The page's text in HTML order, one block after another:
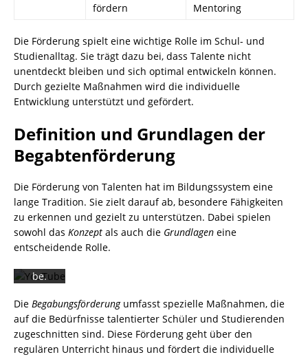
fördern
Mentoring
Die Förderung spielt eine wichtige Rolle im Schul- und
Studienalltag. Sie trägt dazu bei, dass Talente nicht
unentdeckt bleiben und sich optimal entwickeln können.
Durch gezielte Maßnahmen wird die individuelle
Entwicklung unterstützt und gefördert.
Definition und Grundlagen der
Begabtenförderung
Die Förderung von Talenten hat im Bildungssystem eine
lange Tradition. Sie zielt darauf ab, besondere Fähigkeiten
zu erkennen und gezielt zu unterstützen. Dabei spielen
sowohl das Konzept als auch die Grundlagen eine
entscheidende Rolle.
Mit
dem
des
akzept
Sie die
Datens
chutze
rkläru
ng von
be.
erfahr
en
Video
Die Begabungsförderungumfasst spezielle Maßnahmen, die
auf die Bedürfnisse talentierter Schüler und Studierenden
zugeschnitten sind. Diese Förderung geht über den
regulären Unterricht hinaus und fördert die individuelle